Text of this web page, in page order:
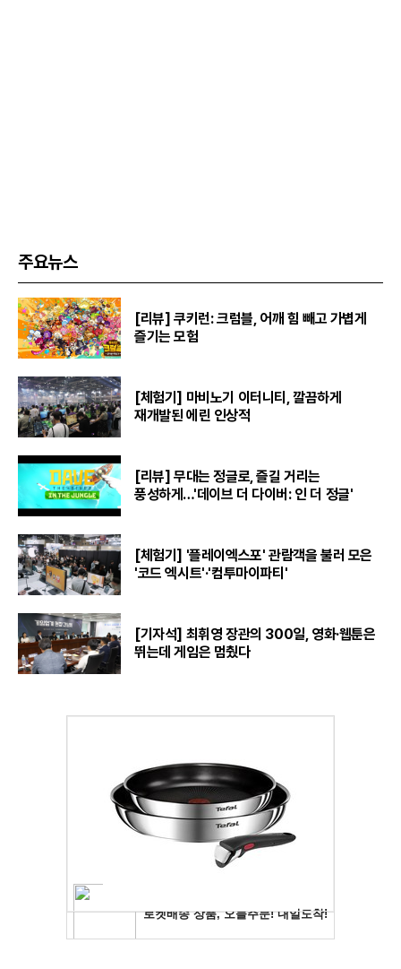
주요뉴스
[리뷰] 쿠키런: 크럼블, 어깨 힘 빼고 가볍게
즐기는 모험
[체험기] 마비노기 이터니티, 깔끔하게
재개발된 에린 인상적
[리뷰] 무대는 정글로, 즐길 거리는
풍성하게…'데이브 더 다이버: 인 더 정글'
[체험기] '플레이엑스포' 관람객을 불러 모은
'코드 엑시트'·'컴투마이파티'
[기자석] 최휘영 장관의 300일, 영화·웹툰은
뛰는데 게임은 멈췄다